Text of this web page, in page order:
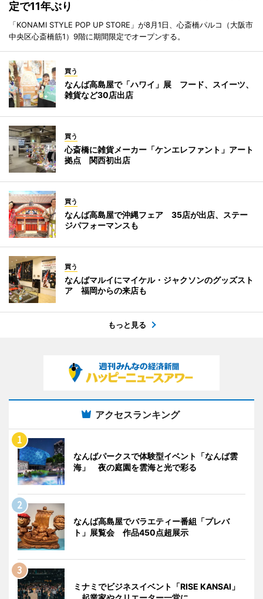
定で11年ぶり
「KONAMI STYLE POP UP STORE」が8月1日、心斎橋パルコ（大阪市
中央区心斎橋筋1）9階に期間限定でオープンする。
買う
なんば高島屋で「ハワイ」展 フード、スイーツ、
雑貨など30店出店
買う
心斎橋に雑貨メーカー「ケンエレファント」アート
拠点 関西初出店
買う
なんば高島屋で沖縄フェア 35店が出店、ステー
ジパフォーマンスも
買う
なんばマルイにマイケル・ジャクソンのグッズスト
ア 福岡からの来店も
もっと見る
アクセスランキング
なんばパークスで体験型イベント「なんば雲
海」 夜の庭園を雲海と光で彩る
なんば高島屋でバラエティー番組「プレバ
ト」展覧会 作品450点超展示
ミナミでビジネスイベント「RISE KANSAI」